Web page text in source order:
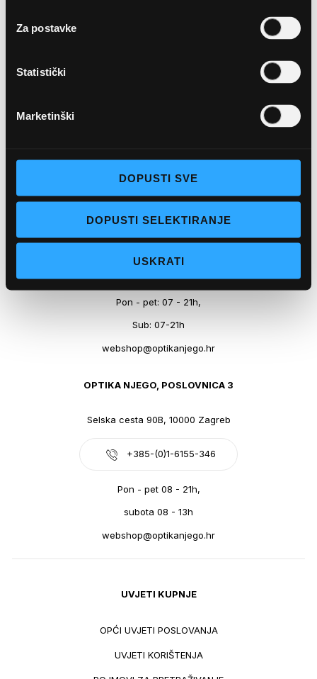
Za postavke
Statistički
Marketinški
DOPUSTI SVE
DOPUSTI SELEKTIRANJE
USKRATI
webshop@optikanjego.hr
OPTIKA NJEGO, POSLOVNICA 2
+385-(0)21-612-709
Pon - pet: 07 - 21h,
Sub: 07-21h
webshop@optikanjego.hr
OPTIKA NJEGO, POSLOVNICA 3
Selska cesta 90B, 10000 Zagreb
+385-(0)1-6155-346
Pon - pet 08 - 21h,
subota 08 - 13h
webshop@optikanjego.hr
UVJETI KUPNJE
OPĆI UVJETI POSLOVANJA
UVJETI KORIŠTENJA